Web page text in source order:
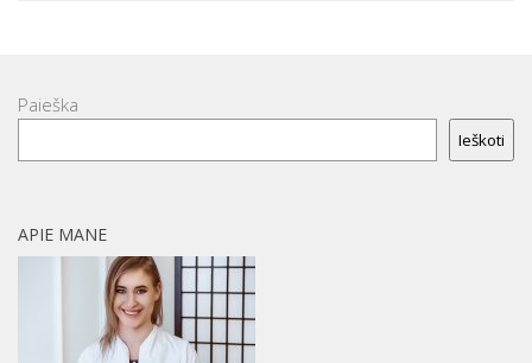
Paieška
Ieškoti
APIE MANE